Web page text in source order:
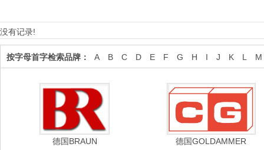
没有记录!
按字母首字检索品牌： A B C D E F G H I J K L M
德国BRAUN
德国GOLDAMMER